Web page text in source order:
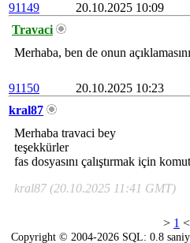
91149
20.10.2025 10:09
Travaci
Merhaba, ben de onun
91150
20.10.2025 10:23
kral87
Merhaba travaci bey
teşekkürler
fas dosyasını çalıştırmak için
kral87 (20.10.2025 11:41 GMT)
> 1 <
Copyright © 2004-2026 SQL: 0.8